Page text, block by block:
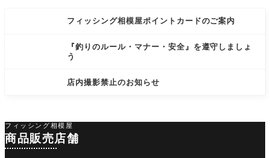
フィッシング相模屋ポイントカードのご案内
『釣りのルール・マナー・安全』を遵守しましょ
う
店内撮影禁止のお知らせ
フィッシング相模屋
商品販売店舗